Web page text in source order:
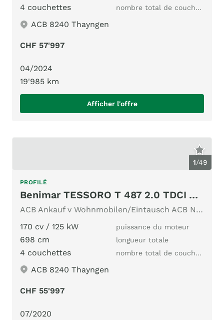
4 couchettes nombre total de couchages
ACB 8240 Thayngen
CHF 57'997
04/2024
19'985 km
Afficher l'offre
1/49
PROFILÉ
Benimar TESSORO T 487 2.0 TDCI AUTOMAT
ACB Ankauf v Wohnmobilen/Eintausch ACB Nr.356 Face to Face
170 cv / 125 kW
puissance du moteur
698 cm longueur totale
4 couchettes nombre total de couchages
ACB 8240 Thayngen
CHF 55'997
07/2020